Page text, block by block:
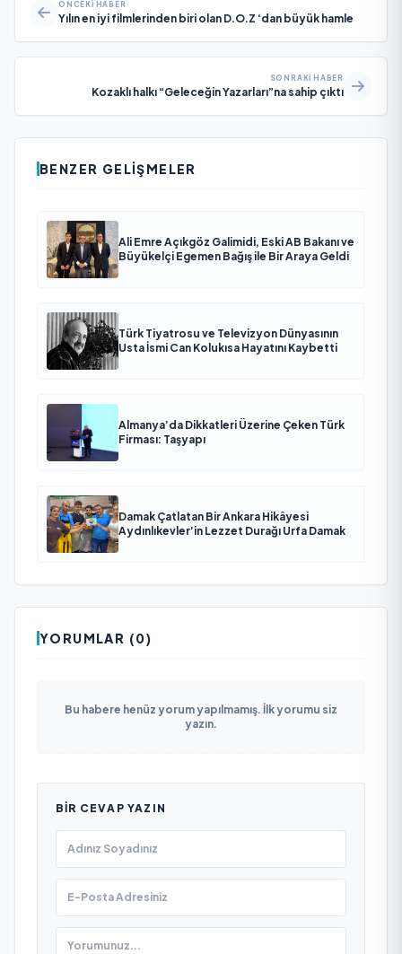
ÖNCEKI HABER
Yılın en iyi filmlerinden biri olan D.O.Z ‘dan büyük hamle
SONRAKI HABER
Kozaklı halkı “Geleceğin Yazarları”na sahip çıktı
BENZER GELIŞMELER
Ali Emre Açıkgöz Galimidi, Eski AB Bakanı ve
Büyükelçi Egemen Bağış ile Bir Araya Geldi
Türk Tiyatrosu ve Televizyon Dünyasının
Usta İsmi Can Kolukısa Hayatını Kaybetti
Almanya’da Dikkatleri Üzerine Çeken Türk
Firması: Taşyapı
Damak Çatlatan Bir Ankara Hikâyesi
Aydınlıkevler’in Lezzet Durağı Urfa Damak
YORUMLAR (0)
Bu habere henüz yorum yapılmamış. İlk yorumu siz
yazın.
BIR CEVAP YAZIN